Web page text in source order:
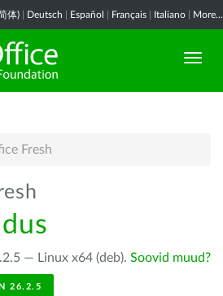
体) Deutsch Español Français Italiano More...
Fresh
— Linux x64 (deb). Soovid muud?
26.2.5